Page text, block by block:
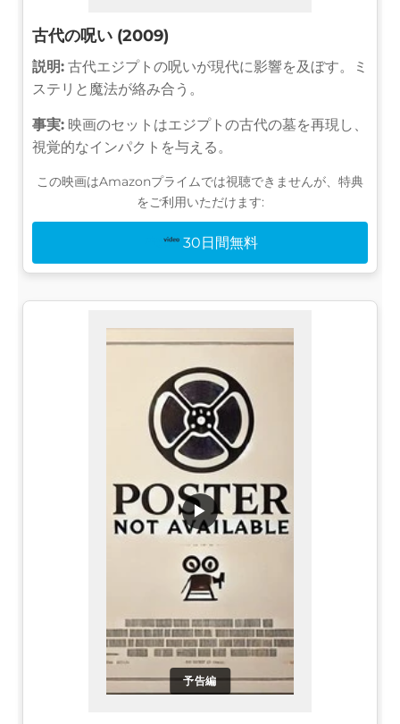
古代の呪い (2009)
説明: 古代エジプトの呪いが現代に影響を及ぼす。ミ
ステリと魔法が絡み合う。
事実: 映画のセットはエジプトの古代の墓を再現し、
視覚的なインパクトを与える。
この映画はAmazonプライムでは視聴できませんが、特典
をご利用いただけます:
30日間無料
予告編
▶